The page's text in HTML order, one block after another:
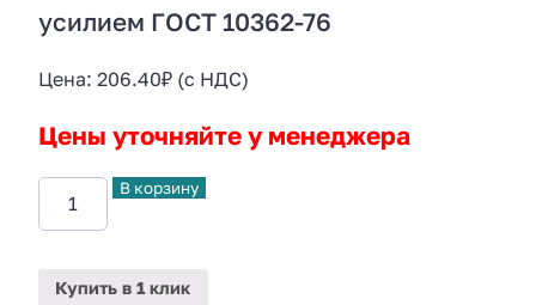
усилием ГОСТ 10362-76
Цена: 206.40₽ (с НДС)
Цены уточняйте у менеджера
В корзину
Купить в 1 клик